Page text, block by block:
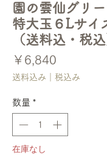
園の雲仙グリ
特大玉６Lサイ
（送料込・税込
￥6,840
格
送料込み｜税込み
数量 *
在庫なし